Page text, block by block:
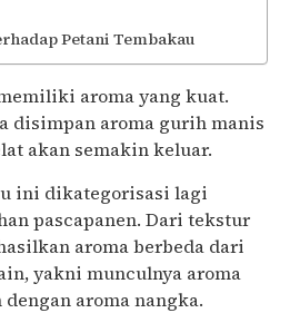
Petani Tembakau
aroma yang kuat.
disimpan aroma gurih manis
akan semakin keluar.
ini dikategorisasi lagi
pascapanen. Dari tekstur
aroma berbeda dari
yakni munculnya aroma
aroma nangka.